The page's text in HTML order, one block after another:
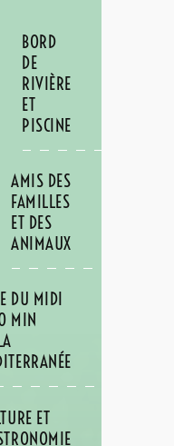
BORD
DE
RIVIÈRE
ET
PISCINE
AMIS DES
FAMILLES
ET DES
ANIMAUX
DU MIDI
MIN
ET